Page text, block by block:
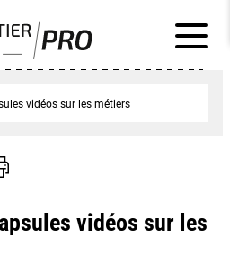
vidéos sur les métiers
vidéos sur les